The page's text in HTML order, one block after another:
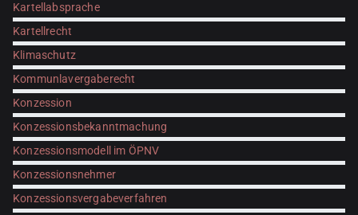
Kartellabsprache
Kartellrecht
Klimaschutz
Kommunlavergaberecht
Konzession
Konzessionsbekanntmachung
Konzessionsmodell im ÖPNV
Konzessionsnehmer
Konzessionsvergabeverfahren